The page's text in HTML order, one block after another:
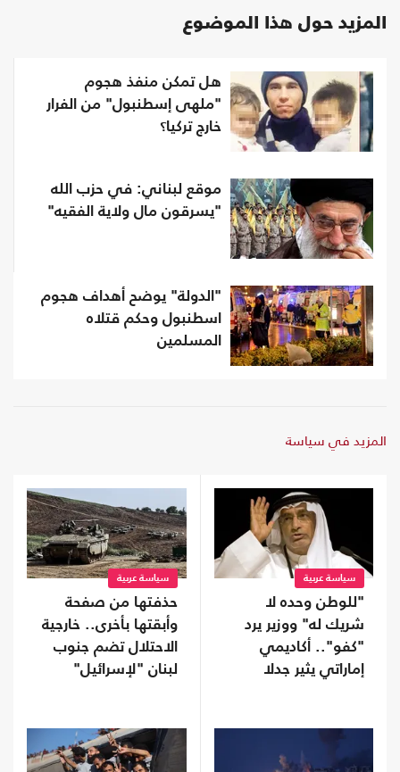
المزيد حول هذا الموضوع
هل تمكن منفذ هجوم
"ملهى إسطنبول" من الفرار
خارج تركيا؟
موقع لبناني: في حزب الله
"يسرقون مال ولاية الفقيه"
"الدولة" يوضح أهداف هجوم
اسطنبول وحكم قتلاه
المسلمين
المزيد في سياسة
سياسة عربية
"للوطن وحده لا
شريك له" ووزير يرد
"كفو".. أكاديمي
إماراتي يثير جدلا
سياسة عربية
حذفتها من صفحة
وأبقتها بأخرى.. خارجية
الاحتلال تضم جنوب
لبنان "لإسرائيل"